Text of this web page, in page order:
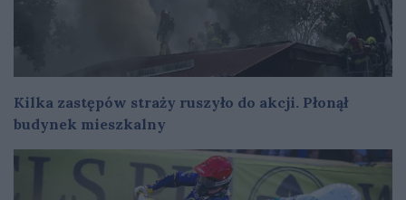
Kilka zastępów straży ruszyło do akcji. Płonął
budynek mieszkalny